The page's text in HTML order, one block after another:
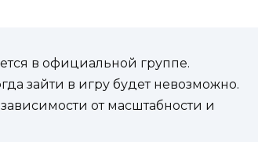
в официальной группе.
зайти в игру будет невозможно.
от масштабности и